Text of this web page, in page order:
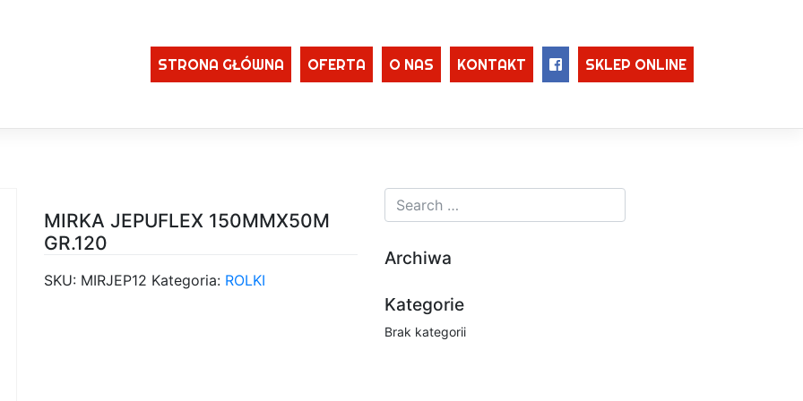
STRONA GŁÓWNA OFERTA O NAS KONTAKT SKLEP ONLINE
MIRKA JEPUFLEX 150MMX50M
GR.120
SKU: MIRJEP12 Kategoria: ROLKI
Archiwa
Kategorie
Brak kategorii